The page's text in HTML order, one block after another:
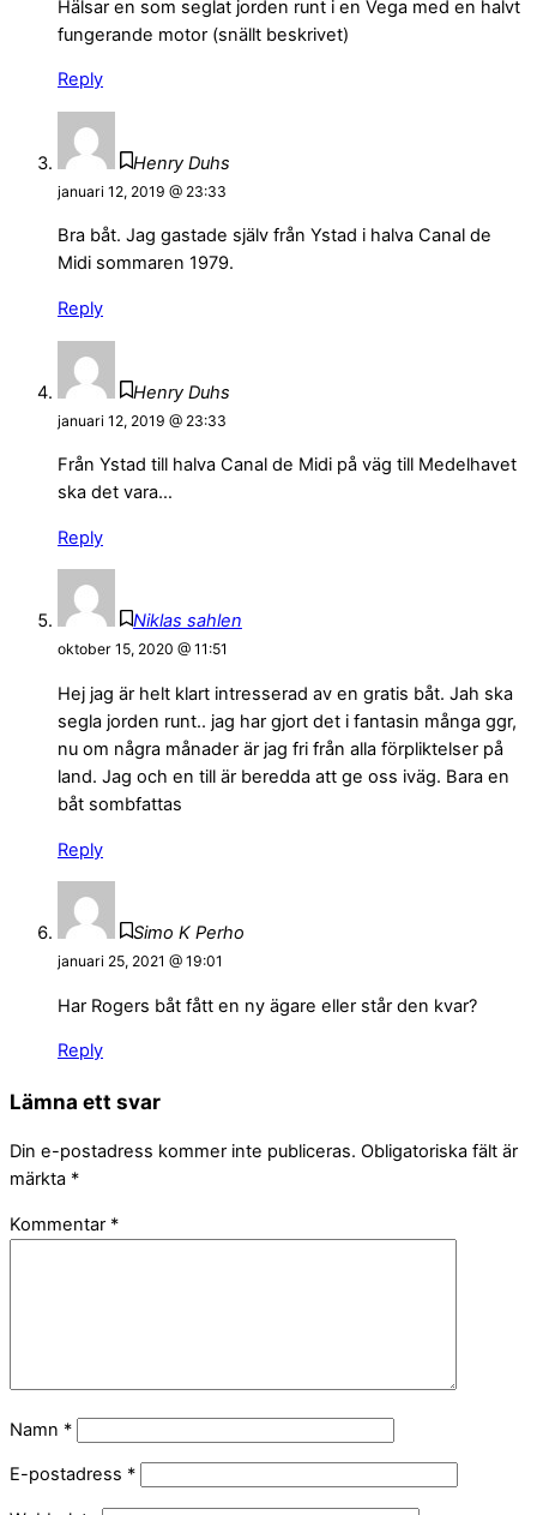
Hälsar en som seglat jorden runt i en Vega med en halvt
fungerande motor (snällt beskrivet)
Reply
Henry Duhs
januari 12, 2019 @ 23:33
Bra båt. Jag gastade själv från Ystad i halva Canal de
Midi sommaren 1979.
Reply
Henry Duhs
januari 12, 2019 @ 23:33
Från Ystad till halva Canal de Midi på väg till Medelhavet
ska det vara…
Reply
Niklas sahlen
oktober 15, 2020 @ 11:51
Hej jag är helt klart intresserad av en gratis båt. Jah ska
segla jorden runt.. jag har gjort det i fantasin många ggr,
nu om några månader är jag fri från alla förpliktelser på
land. Jag och en till är beredda att ge oss iväg. Bara en
båt sombfattas
Reply
Simo K Perho
januari 25, 2021 @ 19:01
Har Rogers båt fått en ny ägare eller står den kvar?
Reply
Lämna ett svar
Din e-postadress kommer inte publiceras. Obligatoriska fält är
märkta *
Kommentar *
Namn *
E-postadress *